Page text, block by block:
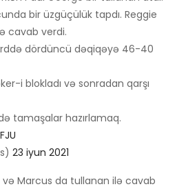
bir üzgüçülük tapdı. Reggie
cavab verdi.
dördüncü dəqiqəyə 46-40
i blokladı və sonradan qarşı
tamaşalar hazırlamaq.
23 iyun 2021
Marcus da tullanan ilə cavab